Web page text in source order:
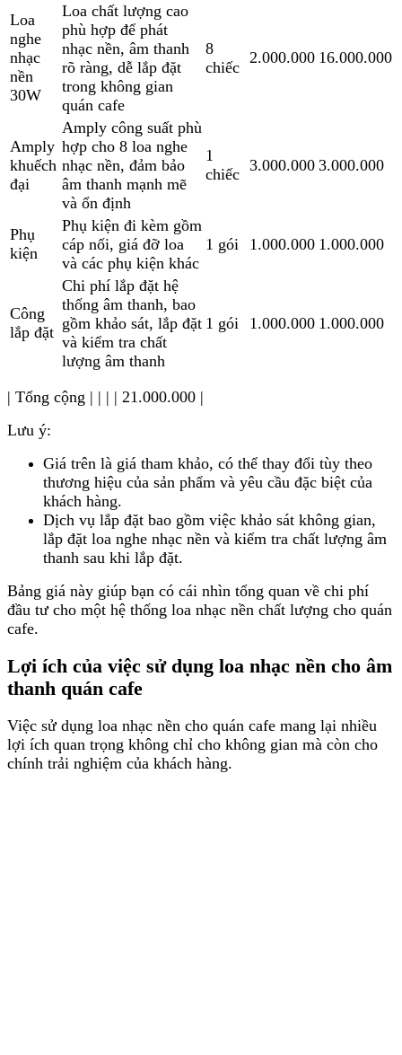
Loa
nghe
nhạc
nền
30W
Loa chất lượng cao
phù hợp để phát
nhạc nền, âm thanh
rõ ràng, dễ lắp đặt
trong không gian
quán cafe
8
chiếc
2.000.000 16.000.000
Amply
khuếch
đại
Amply công suất phù
hợp cho 8 loa nghe
nhạc nền, đảm bảo
âm thanh mạnh mẽ
và ổn định
1
chiếc 3.000.000 3.000.000
Phụ
kiện
Phụ kiện đi kèm gồm
cáp nối, giá đỡ loa
và các phụ kiện khác
1 gói 1.000.000 1.000.000
Công
lắp đặt
Chi phí lắp đặt hệ
thống âm thanh, bao
gồm khảo sát, lắp đặt
và kiểm tra chất
lượng âm thanh
1 gói 1.000.000 1.000.000
| Tổng cộng | | | | 21.000.000 |
Lưu ý:
Giá trên là giá tham khảo, có thể thay đổi tùy theo
thương hiệu của sản phẩm và yêu cầu đặc biệt của
khách hàng.
Dịch vụ lắp đặt bao gồm việc khảo sát không gian,
lắp đặt loa nghe nhạc nền và kiểm tra chất lượng âm
thanh sau khi lắp đặt.
Bảng giá này giúp bạn có cái nhìn tổng quan về chi phí
đầu tư cho một hệ thống loa nhạc nền chất lượng cho quán
cafe.
Lợi ích của việc sử dụng loa nhạc nền cho âm
thanh quán cafe
Việc sử dụng loa nhạc nền cho quán cafe mang lại nhiều
lợi ích quan trọng không chỉ cho không gian mà còn cho
chính trải nghiệm của khách hàng.